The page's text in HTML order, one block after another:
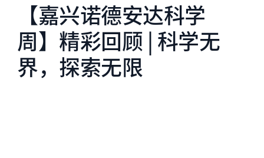
【嘉兴诺德安达科学
周】精彩回顾 | 科学无
界，探索无限